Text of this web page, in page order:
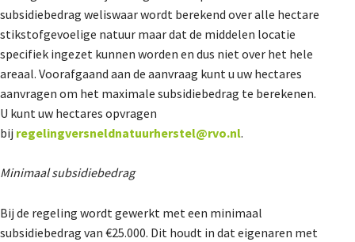
subsidiebedrag weliswaar wordt berekend over alle hectare
stikstofgevoelige natuur maar dat de middelen locatie
specifiek ingezet kunnen worden en dus niet over het hele
areaal. Voorafgaand aan de aanvraag kunt u uw hectares
aanvragen om het maximale subsidiebedrag te berekenen.
U kunt uw hectares opvragen
bij regelingversneldnatuurherstel@rvo.nl.
Minimaal subsidiebedrag
Bij de regeling wordt gewerkt met een minimaal
subsidiebedrag van €25.000. Dit houdt in dat eigenaren met